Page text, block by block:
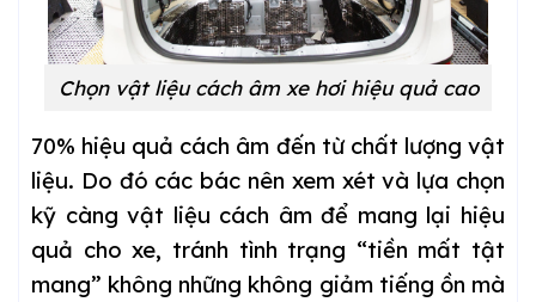
Chọn vật liệu cách âm xe hơi hiệu quả cao
70% hiệu quả cách âm đến từ chất lượng vật
liệu. Do đó các bác nên xem xét và lựa chọn
kỹ càng vật liệu cách âm để mang lại hiệu
quả cho xe, tránh tình trạng “tiền mất tật
mang” không những không giảm tiếng ồn mà